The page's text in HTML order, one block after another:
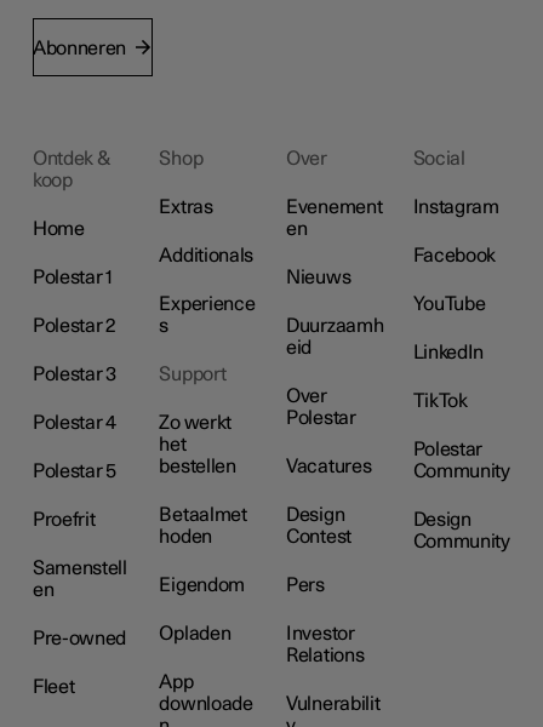
Abonneren
Ontdek &
koop
Home
Polestar 1
Polestar 2
Polestar 3
Polestar 4
Polestar 5
Proefrit
Samenstell
en
Pre-owned
Fleet
Shop
Extras
Additionals
Experience
s
Support
Zo werkt
het
bestellen
Betaalmet
hoden
Eigendom
Opladen
App
downloade
Over
Evenement
en
Nieuws
Duurzaamh
eid
Over
Polestar
Vacatures
Design
Contest
Pers
Investor
Relations
Vulnerabilit
Social
Instagram
Facebook
YouTube
LinkedIn
TikTok
Polestar
Community
Design
Community